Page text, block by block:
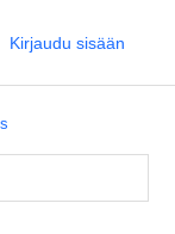
Kirjaudu sisään